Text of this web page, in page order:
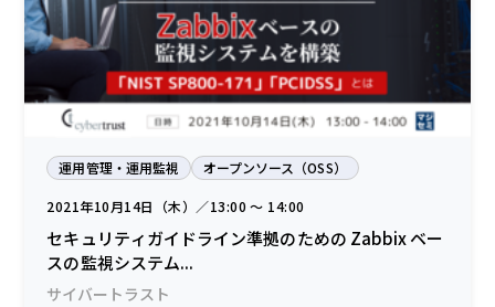
運用管理・運用監視 オープンソース（OSS）
2021年10月14日（木）／13:00 〜 14:00
セキュリティガイドライン準拠のための Zabbix ベー
スの監視システム...
サイバートラスト